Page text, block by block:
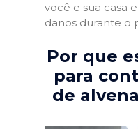
você e sua casa
danos durante o
Por que
para
de